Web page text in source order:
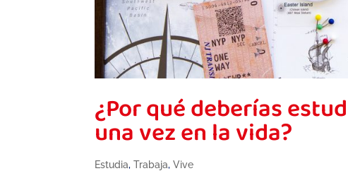
¿Por qué deberías
una vez en la vida?
Estudia,Trabaja,Vive